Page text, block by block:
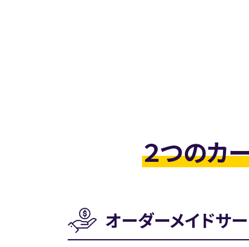
２つのカ
オーダーメイドサ